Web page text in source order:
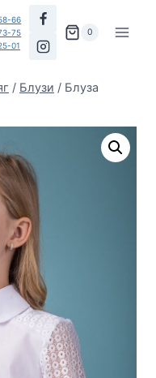
66
75
01
0
/ Блузи / Блуза